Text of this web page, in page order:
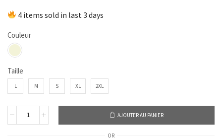
4 items sold in last 3 days
Couleur
Taille
L M S XL 2XL
AJOUTER AU PANIER
OR